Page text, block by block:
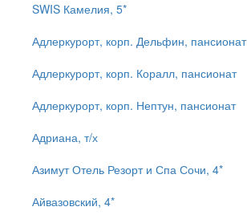
SWIS Камелия, 5*
Адлеркурорт, корп. Дельфин, пансионат
Адлеркурорт, корп. Коралл, пансионат
Адлеркурорт, корп. Нептун, пансионат
Адриана, т/х
Азимут Отель Резорт и Спа Сочи, 4*
Айвазовский, 4*